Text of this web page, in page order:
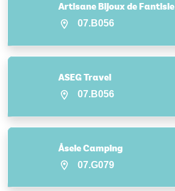
Artisane Bijoux de Fantisie
07.B056
ASEG Travel
07.B056
Åsele Camping
07.G079